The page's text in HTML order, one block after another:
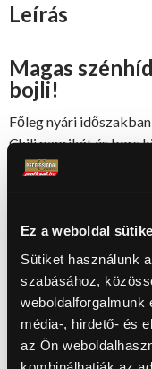
Ez a weboldal
Sütiket használunk
szabásához,
média-, hirdető- és
az Ön
Leírás
Magas
bojli!
Főleg nyári
Chili paprikát és bors
érdemes keményre
paprikát és bors
High-Carbohydrate
This boilie performs
It contains chili
recommended to dry